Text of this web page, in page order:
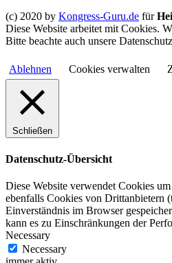
(c) 2020 by Kongress-Guru.de für
Diese Website arbeitet mit Cookies.
Bitte beachte auch unsere
Ablehnen Cookies verwalten
Schließen
Datenschutz-Übersicht
Diese Website verwendet Cookies
ebenfalls Cookies von Drittanbietern
Einverständnis im Browser
kann es zu Einschränkungen der
Necessary
Necessary